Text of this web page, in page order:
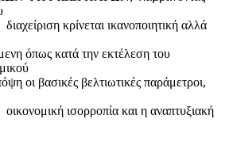
κρίνεται ικανοποιητική αλλά
όπως κατά την εκτέλεση του
οι βασικές βελτιωτικές παράμετροι,
ισορροπία και η αναπτυξιακή